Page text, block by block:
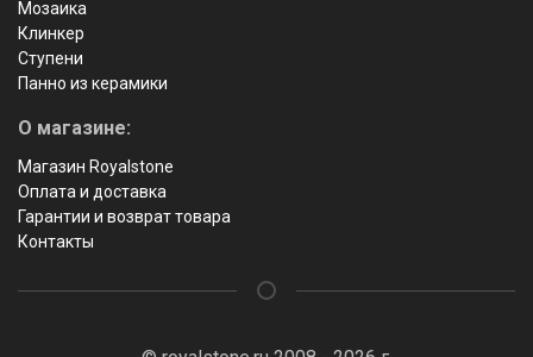
Мозаика
Клинкер
Ступени
Панно из керамики
О магазине:
Магазин Royalstone
Оплата и доставка
Гарантии и возврат товара
Контакты